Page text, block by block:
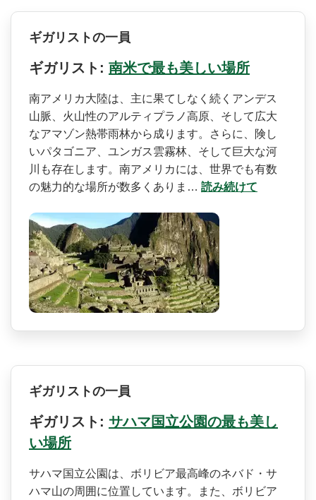
ギガリストの一員
ギガリスト: 南米で最も美しい場所
南アメリカ大陸は、主に果て­しなく続くアンデス
山脈、火山性のアルティプラノ高­原、そして広大
なアマゾン熱帯雨林から成ります。さ­らに、険し
いパタゴニア、ユンガス雲霧林、そして巨­大な河
川も存在します。南アメリカには、世界でも有­数
の魅力的な場所が数多くありま… 読み続けて
ギガリストの一員
ギガリスト: サハマ国立公園の最も美し
い場所
サハマ国立公園は、ボリビア­最高峰のネバド・サ
ハマ山の周囲に位置しています。­また、ボリビア